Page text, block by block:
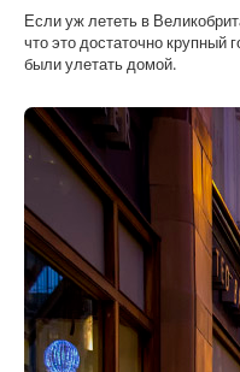
Если уж лететь в
что это достаточно крупный
были улетать домой.